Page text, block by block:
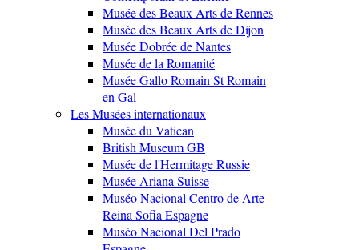
Musée des Beaux Arts de Rennes
Musée des Beaux Arts de Dijon
Musée Dobrée de Nantes
Musée de la Romanité
Musée Gallo Romain St Romain
en Gal
Les Musées internationaux
Musée du Vatican
British Museum GB
Musée de l'Hermitage Russie
Musée Ariana Suisse
Muséo Nacional Centro de Arte
Reina Sofia Espagne
Muséo Nacional Del Prado